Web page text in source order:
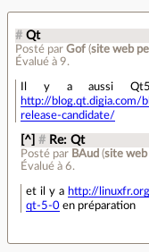
# Qt
Posté par Gof (site web
Évalué à 9.
Il y a aussi
http://
release-candidate/
[^] # Re: Qt
Posté par BAud (site web
Évalué à6.
et il y a http://
qt-5-0 en préparation